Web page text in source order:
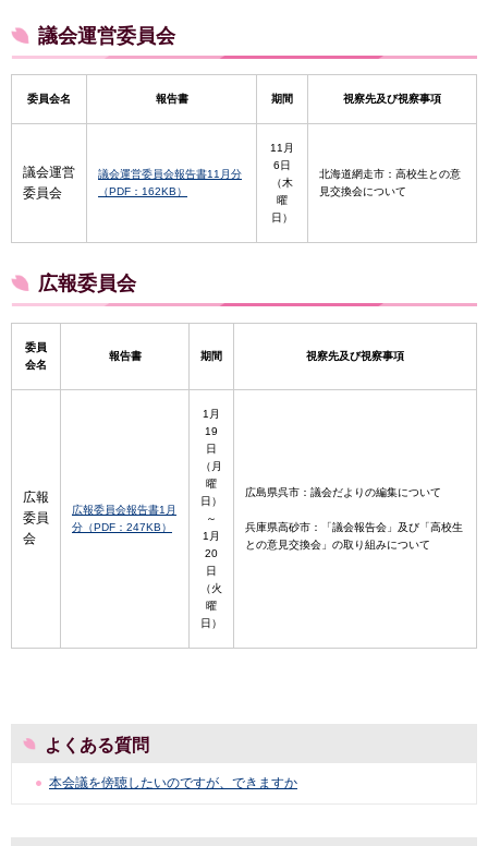
議会運営委員会
委員会名 報告書 期間 視察先及び視察事項
議会運営
委員会
議会運営委員会報告書11月分
（PDF：162KB）
11月
6日
（木
曜
日）
北海道網走市：高校生との意
見交換会について
広報委員会
委員
会名
報告書 期間 視察先及び視察事項
広報
委員
会
広報委員会報告書1月
分（PDF：247KB）
1月
19
日
（月
曜
日）
～
1月
20
日
（火
曜
日）
広島県呉市：議会だよりの編集について
兵庫県高砂市：「議会報告会」及び「高校生
との意見交換会」の取り組みについて
よくある質問
本会議を傍聴したいのですが、できますか